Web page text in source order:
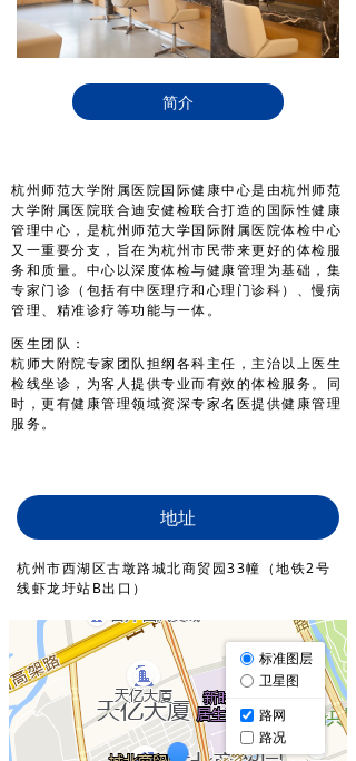
简介
地址
杭州市西湖区古墩路城北商贸园33幢（地铁2号
线虾龙圩站B出口）
杭州师范大学附属医院国际健康中心是由杭州师范
大学附属医院联合迪安健检联合打造的国际性健康
管理中心，是杭州师范大学国际附属医院体检中心
又一重要分支，旨在为杭州市民带来更好的体检服
务和质量。中心以深度体检与健康管理为基础，集
专家门诊（包括有中医理疗和心理门诊科）、慢病
管理、精准诊疗等功能与一体。
医生团队：
杭师大附院专家团队担纲各科主任，主治以上医生
检线坐诊，为客人提供专业而有效的体检服务。同
时，更有健康管理领域资深专家名医提供健康管理
服务。